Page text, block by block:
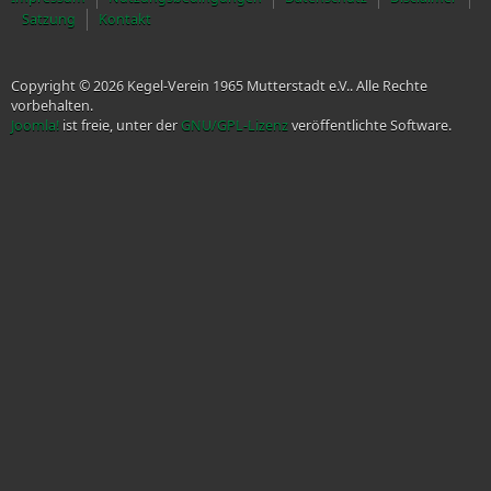
Satzung
Kontakt
Copyright © 2026 Kegel-Verein 1965 Mutterstadt e.V.. Alle Rechte
vorbehalten.
Joomla! ist freie, unter der GNU/GPL-Lizenzveröffentlichte Software.